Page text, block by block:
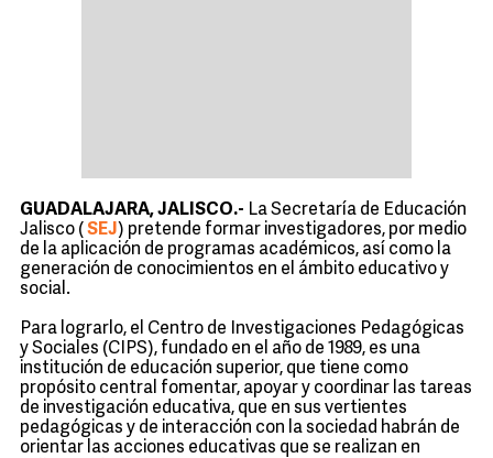
GUADALAJARA, JALISCO.- La Secretaría de Educación
Jalisco ( SEJ) pretende formar investigadores, por medio
de la aplicación de programas académicos, así como la
generación de conocimientos en el ámbito educativo y
social.
Para lograrlo, el Centro de Investigaciones Pedagógicas
y Sociales (CIPS), fundado en el año de 1989, es una
institución de educación superior, que tiene como
propósito central fomentar, apoyar y coordinar las tareas
de investigación educativa, que en sus vertientes
pedagógicas y de interacción con la sociedad habrán de
orientar las acciones educativas que se realizan en